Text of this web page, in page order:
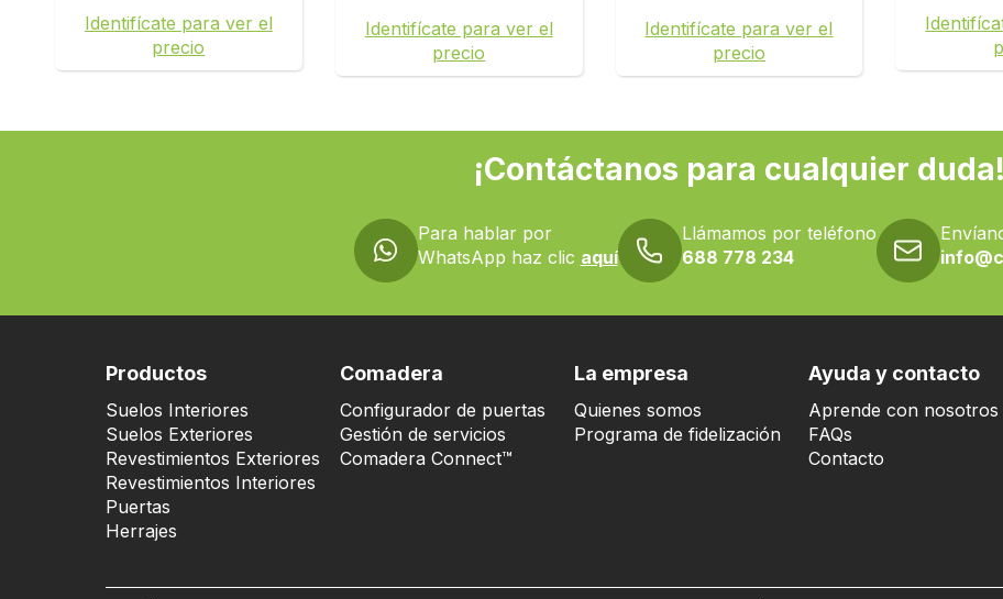
Identifícate para ver el
precio
Identifícate para ver el
precio
Identifícate para ver el
precio
¡Contáctanos para cualquier duda!
Para hablar por
WhatsApp haz clic aquí
Llámamos por teléfono
688 778 234
Productos
Suelos Interiores
Suelos Exteriores
Revestimientos Exteriores
Revestimientos Interiores
Puertas
Herrajes
Comadera
Configurador de puertas
Gestión de servicios
Comadera Connect™
La empresa
Quienes somos
Programa de fidelización
Ayuda y contacto
Aprende con nosotros
FAQs
Contacto